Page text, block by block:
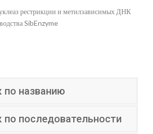
рестрикции и метилзависимых ДНК
SibEnzyme
по названию
по последовательности